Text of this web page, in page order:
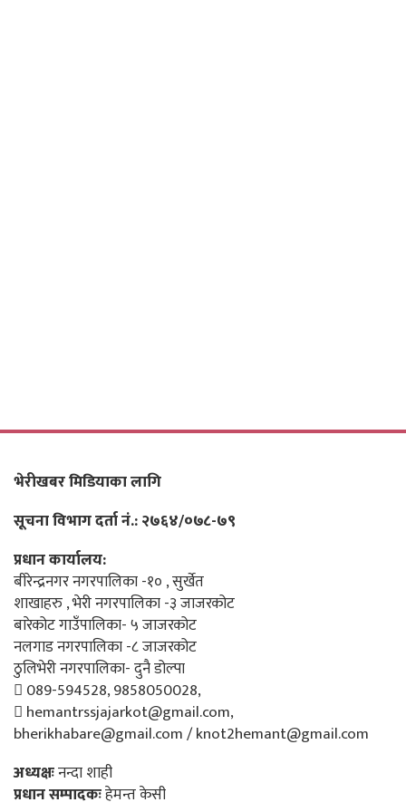
भेरीखबर मिडियाका लागि
सूचना विभाग दर्ता नं.: २७६४/०७८-७९
प्रधान कार्यालय:
बीरेन्द्रनगर नगरपालिका -१० , सुर्खेत
शाखाहरु , भेरी नगरपालिका -३ जाजरकोट
बारेकोट गाउँपालिका- ५ जाजरकोट
नलगाड नगरपालिका -८ जाजरकोट
ठुलिभेरी नगरपालिका- दुनै डोल्पा
089-594528, 9858050028,
hemantrssjajarkot@gmail.com,
bherikhabare@gmail.com / knot2hemant@gmail.com
अध्यक्षःनन्दा शाही
प्रधान सम्पादकःहेमन्त केसी